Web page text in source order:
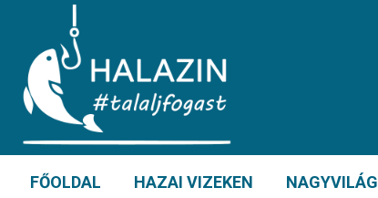
FŐOLDAL HAZAI VIZEKEN NAGYVILÁG